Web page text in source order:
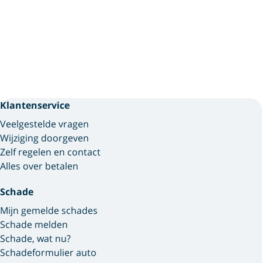
Klantenservice
Veelgestelde vragen
Wijziging doorgeven
Zelf regelen en contact
Alles over betalen
Schade
Mijn gemelde schades
Schade melden
Schade, wat nu?
Schadeformulier auto